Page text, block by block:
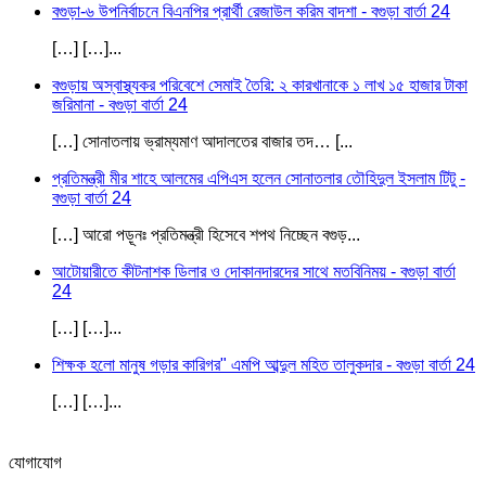
বগুড়া-৬ উপনির্বাচনে বিএনপির প্রার্থী রেজাউল করিম বাদশা - বগুড়া বার্তা 24
[…] […]...
বগুড়ায় অস্বাস্থ্যকর পরিবেশে সেমাই তৈরি: ২ কারখানাকে ১ লাখ ১৫ হাজার টাকা
জরিমানা - বগুড়া বার্তা 24
[…] সোনাতলায় ভ্রাম্যমাণ আদালতের বাজার তদ… [...
প্রতিমন্ত্রী মীর শাহে আলমের এপিএস হলেন সোনাতলার তৌহিদুল ইসলাম টিটু -
বগুড়া বার্তা 24
[…] আরো পড়ূনঃ প্রতিমন্ত্রী হিসেবে শপথ নিচ্ছেন বগুড়...
আটোয়ারীতে কীটনাশক ডিলার ও দোকানদারদের সাথে মতবিনিময় - বগুড়া বার্তা
24
[…] […]...
শিক্ষক হলো মানুষ গড়ার কারিগর" এমপি আব্দুল মহিত তালুকদার - বগুড়া বার্তা 24
[…] […]...
যোগাযোগ